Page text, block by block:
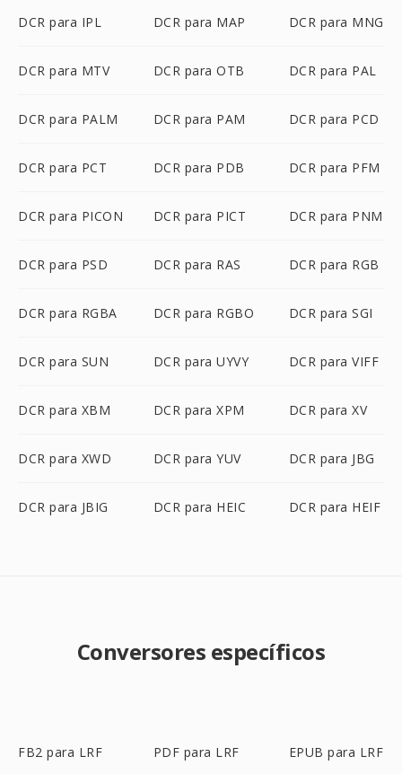
DCR para IPL DCR para MAP DCR para MNG
DCR para MTV DCR para OTB DCR para PAL
DCR para PALM DCR para PAM DCR para PCD
DCR para PCT DCR para PDB DCR para PFM
DCR para PICON DCR para PICT DCR para PNM
DCR para PSD DCR para RAS DCR para RGB
DCR para RGBA DCR para RGBO DCR para SGI
DCR para SUN DCR para UYVY DCR para VIFF
DCR para XBM DCR para XPM DCR para XV
DCR para XWD DCR para YUV DCR para JBG
DCR para JBIG DCR para HEIC DCR para HEIF
Conversores específicos
FB2 para LRF PDF para LRF EPUB para LRF